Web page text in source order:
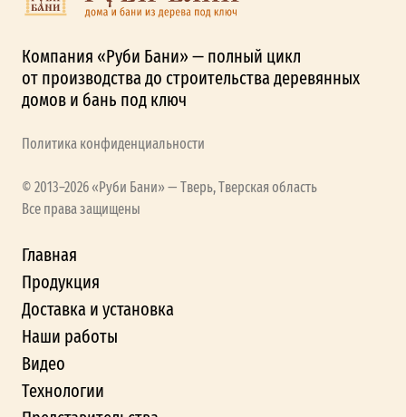
Компания «Руби Бани» — полный цикл
от производства до строительства деревянных
домов и бань под ключ
Политика конфиденциальности
© 2013–2026 «Руби Бани» — Тверь, Тверская область
Все права защищены
Главная
Продукция
Доставка и установка
Наши работы
Видео
Технологии